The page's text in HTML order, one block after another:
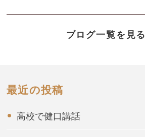
ブログ一覧を見る
最近の投稿
高校で健口講話